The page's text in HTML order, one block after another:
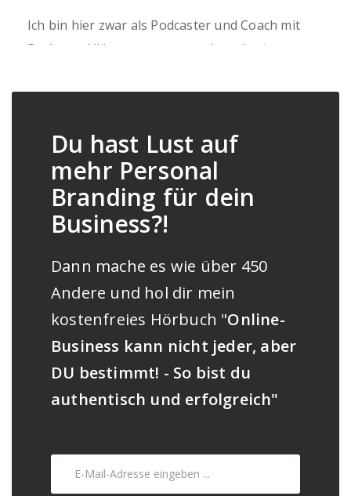
Ich bin hier zwar als Podcaster und Coach mit
Rockstar-Allüren unterwegs, aber abseits
und Serienjunkie und stolzer Familienvater
Du hast Lust auf
mehr Personal
Branding für dein
Business?!
Dann mache es wie über 450
Andere und hol dir mein
kostenfreies Hörbuch "Online-
Business kann nicht jeder, aber
DU bestimmt! - So bist du
authentisch und erfolgreich"